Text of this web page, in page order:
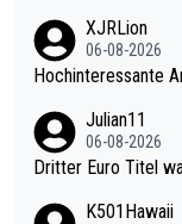
XJRLion
06-08-2026
Hochinteressante
Julian11
06-08-2026
Dritter Euro Titel
K501Hawaii